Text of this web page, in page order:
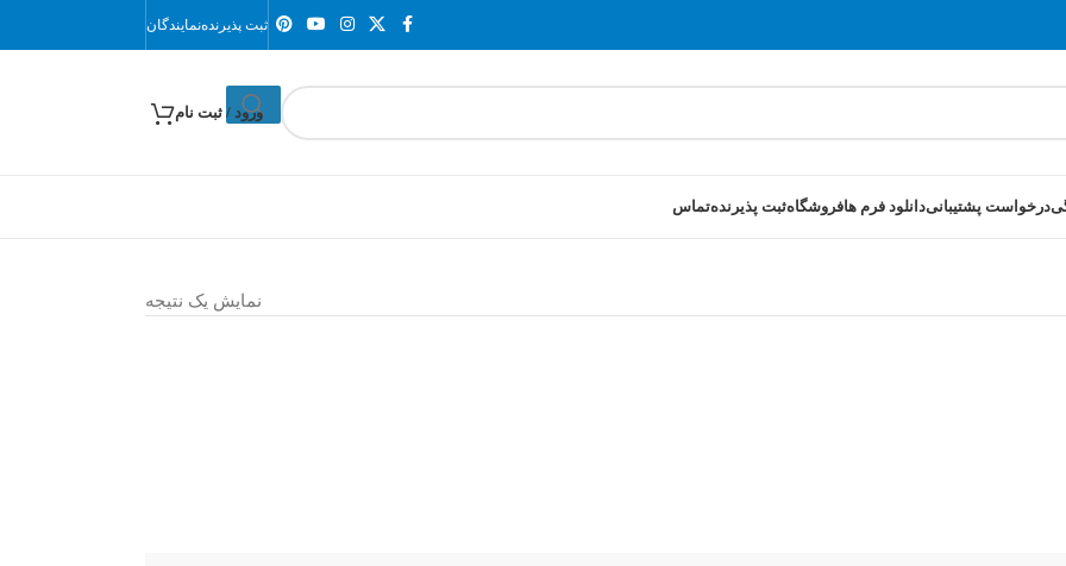
ثبت پذیرندهنمایندگان
ورود / ثبت نام
درخواست پشتیبانیدانلود فرم هافروشگاهثبت پذیرندهتماس
نمایش یک نتیجه